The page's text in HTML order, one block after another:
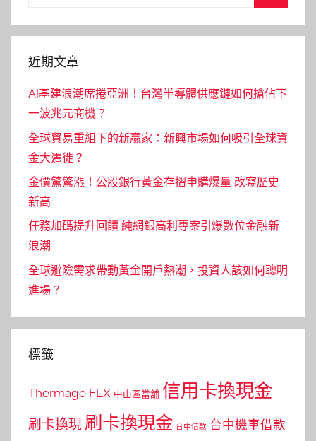
近期文章
AI基建浪潮席捲亞洲！台灣半導體供應鏈如何搶佔下
一波兆元商機？
全球貿易重組下的新贏家：新興市場如何吸引全球資
金大遷徙？
金價驚驚漲！公股銀行黃金存摺申購爆量 改寫歷史
新高
任務加碼提升回饋 純網銀高利專案引爆數位金融新
浪潮
全球避險需求帶動黃金開戶熱潮，投資人該如何聰明
進場？
標籤
Thermage FLX 中山區當舖 信用卡換現金
刷卡換現 刷卡換現金 台中借款 台中機車借款